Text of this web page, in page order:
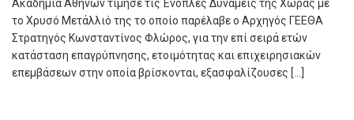
Ακαδημία Αθηνών τίμησε τις Ένοπλες Δυνάμεις της Χώρας με
το Χρυσό Μετάλλιό της το οποίο παρέλαβε ο Αρχηγός ΓΕΕΘΑ
Στρατηγός Κωνσταντίνος Φλώρος, για την επί σειρά ετών
κατάσταση επαγρύπνησης, ετοιμότητας και επιχειρησιακών
επεμβάσεων στην οποία βρίσκονται, εξασφαλίζουσες […]